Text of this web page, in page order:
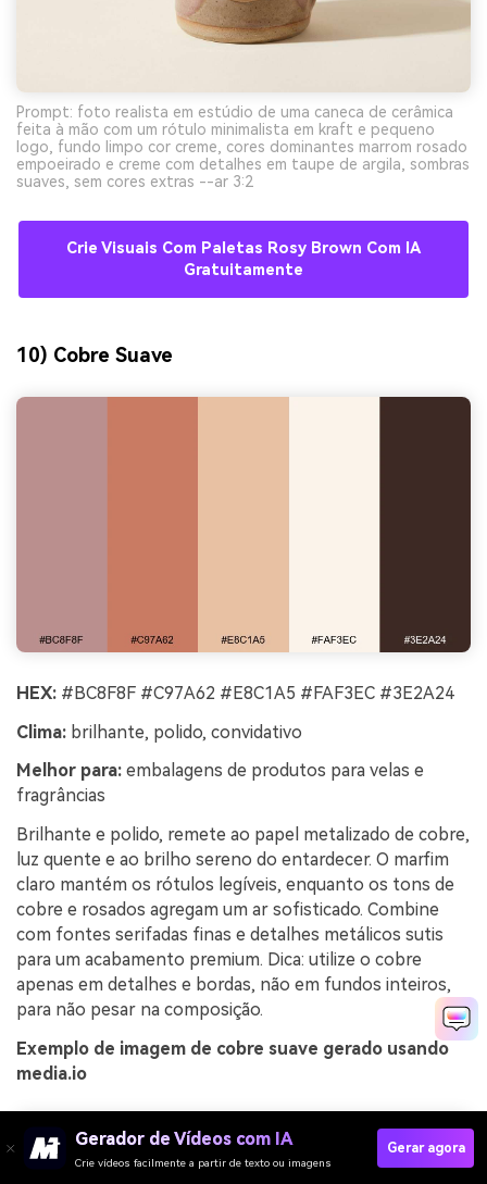
Prompt: foto realista em estúdio de uma caneca de cerâmica
feita à mão com um rótulo minimalista em kraft e pequeno
logo, fundo limpo cor creme, cores dominantes marrom rosado
empoeirado e creme com detalhes em taupe de argila, sombras
suaves, sem cores extras --ar 3:2
Crie Visuais Com Paletas Rosy Brown Com IA
Gratuitamente
10) Cobre Suave
HEX: #BC8F8F #C97A62 #E8C1A5 #FAF3EC #3E2A24
Clima: brilhante, polido, convidativo
Melhor para: embalagens de produtos para velas e
fragrâncias
Brilhante e polido, remete ao papel metalizado de cobre,
luz quente e ao brilho sereno do entardecer. O marfim
claro mantém os rótulos legíveis, enquanto os tons de
cobre e rosados agregam um ar sofisticado. Combine
com fontes serifadas finas e detalhes metálicos sutis
para um acabamento premium. Dica: utilize o cobre
apenas em detalhes e bordas, não em fundos inteiros,
para não pesar na composição.
Exemplo de imagem de cobre suave gerado usando
media.io
Gerador de Vídeos com IA
Crie vídeos facilmente a partir de texto ou imagens
Gerar agora